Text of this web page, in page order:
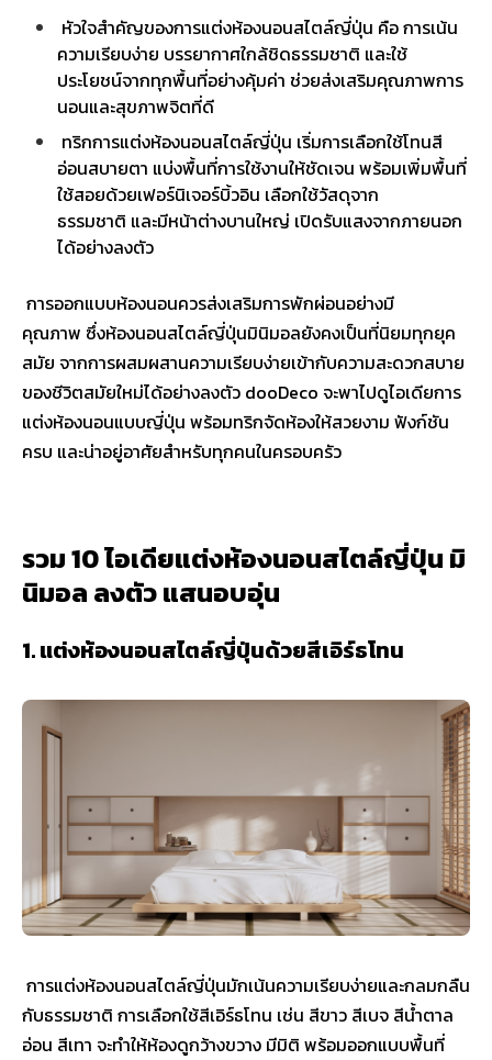
หัวใจสำคัญของการแต่งห้องนอนสไตล์ญี่ปุ่น คือ การเน้น
ความเรียบง่าย บรรยากาศใกล้ชิดธรรมชาติ และใช้
ประโยชน์จากทุกพื้นที่อย่างคุ้มค่า ช่วยส่งเสริมคุณภาพการ
นอนและสุขภาพจิตที่ดี
ทริกการแต่งห้องนอนสไตล์ญี่ปุ่น เริ่มการเลือกใช้โทนสี
อ่อนสบายตา แบ่งพื้นที่การใช้งานให้ชัดเจน พร้อมเพิ่มพื้นที่
ใช้สอยด้วยเฟอร์นิเจอร์บิ้วอิน เลือกใช้วัสดุจาก
ธรรมชาติ และมีหน้าต่างบานใหญ่ เปิดรับแสงจากภายนอก
ได้อย่างลงตัว
การออกแบบห้องนอนควรส่งเสริมการพักผ่อนอย่างมี
คุณภาพ ซึ่งห้องนอนสไตล์ญี่ปุ่นมินิมอลยังคงเป็นที่นิยมทุกยุค
สมัย จากการผสมผสานความเรียบง่ายเข้ากับความสะดวกสบาย
ของชีวิตสมัยใหม่ได้อย่างลงตัว dooDeco จะพาไปดูไอเดียการ
แต่งห้องนอนแบบญี่ปุ่น พร้อมทริกจัดห้องให้สวยงาม ฟังก์ชัน
ครบ และน่าอยู่อาศัยสำหรับทุกคนในครอบครัว
รวม 10 ไอเดียแต่งห้องนอนสไตล์ญี่ปุ่น มิ
นิมอล ลงตัว แสนอบอุ่น
1. แต่งห้องนอนสไตล์ญี่ปุ่นด้วยสีเอิร์ธโทน
การแต่งห้องนอนสไตล์ญี่ปุ่นมักเน้นความเรียบง่ายและกลมกลืน
กับธรรมชาติ การเลือกใช้สีเอิร์ธโทน เช่น สีขาว สีเบจ สีน้ำตาล
อ่อน สีเทา จะทำให้ห้องดูกว้างขวาง มีมิติ พร้อมออกแบบพื้นที่